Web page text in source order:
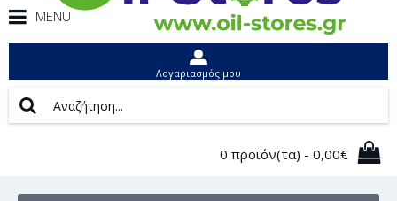
MENU
Λογαριασμός μου
0 προϊόν(τα) - 0,00€